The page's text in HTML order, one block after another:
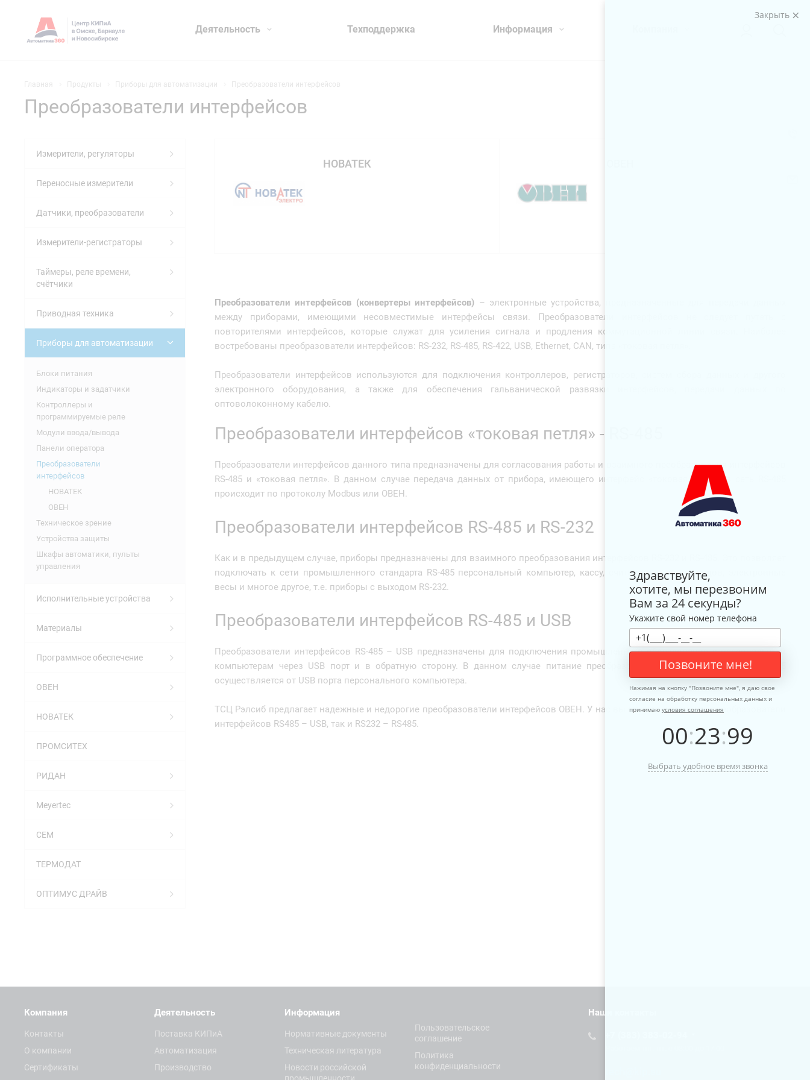
Деятельность Техподдержка Информация
Главная Продукты Приборы для автоматизации Преобразователи интерфейсов
Преобразователи интерфейсов
НОВАТЕК
Преобразователи интерфейсов (конвертеры интерфейсов) – электронные устройства, предназначенные для передачи данных
между приборами, имеющими несовместимые интерфейсы связи. Преобразователи интерфейсов не следует путать с
повторителями интерфейсов, которые служат для усиления сигнала и продления коммутационной линии связи. Наиболее
востребованы преобразователи интерфейсов: RS-232, RS-485, RS-422, USB, Ethernet, CAN, типа «токовая петля».
Преобразователи интерфейсов используются для подключения контроллеров, регистраторов, систем сбора данных и другого
электронного оборудования, а также для обеспечения гальванической развязки интерфейсов, передачи данных по
оптоволоконному кабелю.
Преобразователи интерфейсов «токовая петля» - RS-485
Преобразователи интерфейсов данного типа предназначены для согласования работы и взаимного преобразования интерфейсов
RS-485 и «токовая петля». В данном случае передача данных от прибора, имеющего интерфейс «токовая петля», в сеть RS-485
происходит по протоколу Modbus или ОВЕН.
Преобразователи интерфейсов RS-485 и RS-232
Как и в предыдущем случае, приборы предназначены для взаимного преобразования интерфейсов RS-232 и RS-485. Это позволяет
подключать к сети промышленного стандарта RS-485 персональный компьютер, кассу, считыватель штрих-кодов, электронные
весы и многое другое, т.е. приборы с выходом RS-232.
Преобразователи интерфейсов RS-485 и USB
Преобразователи интерфейсов RS-485 – USB предназначены для подключения промышленного оборудования к персональным
компьютерам через USB порт и в обратную сторону. В данном случае питание преобразователя интерфейсов USB – RS485
осуществляется от USB порта персонального компьютера.
ТСЦ Рэлсиб предлагает надежные и недорогие преобразователи интерфейсов ОВЕН. У нас вы можете купить как преобразователи
интерфейсов RS485 – USB, так и RS232 – RS485.
Измерители, регуляторы
Переносные измерители
Датчики, преобразователи
Измерители-регистраторы
Таймеры, реле времени,
счётчики
Приводная техника
Приборы для автоматизации
Блоки питания
Индикаторы и задатчики
Контроллеры и
программируемые реле
Модули ввода/вывода
Панели оператора
Преобразователи
интерфейсов
НОВАТЕК
ОВЕН
Техническое зрение
Устройства защиты
Шкафы автоматики, пульты
управления
Исполнительные устройства
Материалы
Программное обеспечение
ОВЕН
НОВАТЕК
ПРОМСИТЕХ
РИДАН
Meyertec
СЕМ
ТЕРМОДАТ
ОПТИМУС ДРАЙВ
Компания
Контакты
О компании
Сертификаты
Деятельность
Поставка КИПиА
Автоматизация
Производство
Информация
Нормативные документы
Техническая литература
Новости российской
Пользовательское
соглашение
Политика
конфиденциальности
Наши контакты
Закрыть
Здравствуйте,
хотите, мы перезвоним
Вам за 24 секунды?
Укажите свой номер телефона
Позвоните мне!
Нажимая на кнопку "Позвоните мне", я даю свое
согласие на обработку персональных данных и
принимаю условия соглашения
00:23:99
Выбрать удобное время звонка